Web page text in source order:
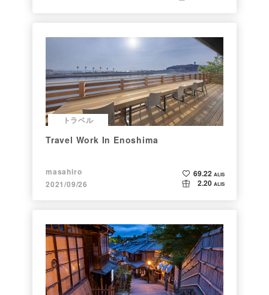
トラベル
Travel Work In Enoshima
masahiro
2021/09/26
69.22 ALIS
2.20 ALIS